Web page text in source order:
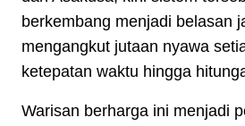
berkembang menjadi belasan
mengangkut jutaan nyawa
ketepatan waktu hingga
Warisan berharga ini menjadi